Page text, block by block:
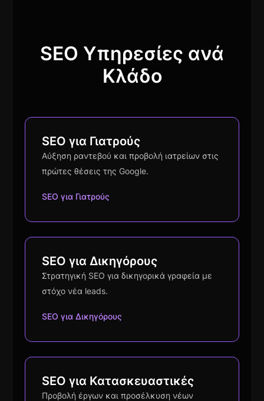
SEO Υπηρεσίες ανά
Κλάδο
SEO για Γιατρούς
Αύξηση ραντεβού και προβολή ιατρείων στις
πρώτες θέσεις της Google.
SEO για Γιατρούς
SEO για Δικηγόρους
Στρατηγική SEO για δικηγορικά γραφεία με
στόχο νέα leads.
SEO για Δικηγόρους
SEO για Κατασκευαστικές
Προβολή έργων και προσέλκυση νέων